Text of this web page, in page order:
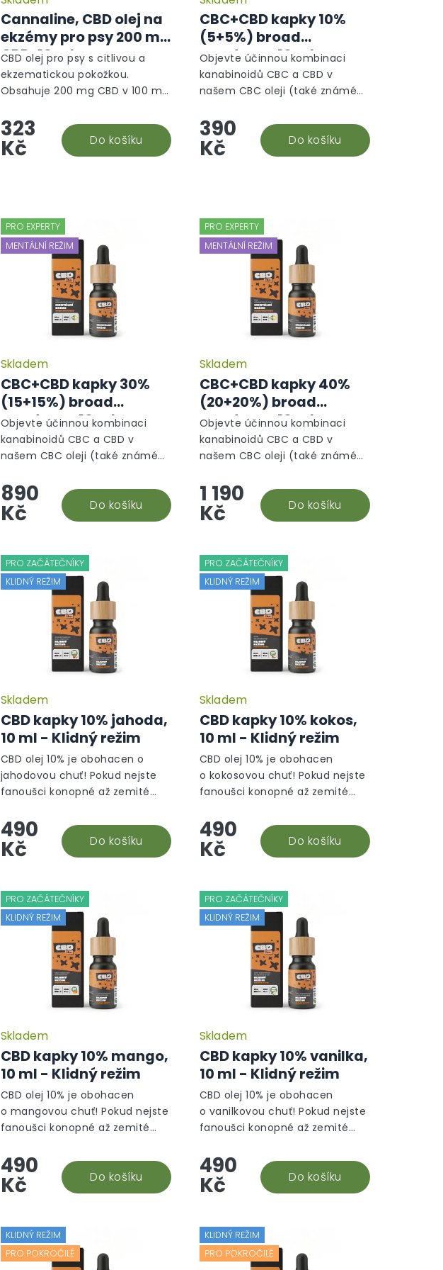
Cannaline, CBD olej na
ekzémy pro psy 200 mg
CBD, 10 ml
323
Kč Do košíku
CBD olej pro psy s citlivou a
ekzematickou pokožkou.
Obsahuje 200 mg CBD v 100 ml,
(např. měsíček lékařský, aloe
vera). Pomáhá zklidnit suchou,...
CBC+CBD kapky 10%
(5+5%) broad
spectrum, 10 ml -
Mentální režim
390
Kč Do košíku
Objevte účinnou kombinaci
kanabinoidů CBC a CBD v
našem CBC oleji (také známém
jedinečný konopný doplněk
stravy si získává stále větší
popularitu díky...
PRO EXPERTY
MENTÁLNÍ REŽIM
CBC+CBD kapky 30%
(15+15%) broad
spectrum, 10 ml -
Mentální režim
Skladem
890
Kč Do košíku
Objevte účinnou kombinaci
kanabinoidů CBC a CBD v
našem CBC oleji (také známém
jedinečný konopný doplněk
stravy si získává stále větší
popularitu díky...
PRO EXPERTY
MENTÁLNÍ REŽIM
CBC+CBD kapky 40%
(20+20%) broad
spectrum, 10 ml -
Mentální režim
Skladem
1 190
Kč Do košíku
Objevte účinnou kombinaci
kanabinoidů CBC a CBD v
našem CBC oleji (také známém
jedinečný konopný doplněk
stravy si získává stále větší
popularitu díky...
PRO ZAČÁTEČNÍKY
KLIDNÝ REŽIM
CBD kapky 10% jahoda,
10 ml - Klidný režim
Průměrné
hodnocení
produktu
hvězdiček.
Skladem
490
Kč Do košíku
CBD olej 10% je obohacen o
jahodovou chuť! Pokud nejste
fanoušci konopné až zemité
organicky ochucený doplněk
stravy vám nejen zachutná, ale
i...
PRO ZAČÁTEČNÍKY
KLIDNÝ REŽIM
CBD kapky 10% kokos,
10 ml - Klidný režim
Skladem
490
Kč Do košíku
CBD olej 10% je obohacen
o kokosovou chuť! Pokud nejste
fanoušci konopné až zemité
organicky ochucený doplněk
stravy vám nejen zachutná,...
PRO ZAČÁTEČNÍKY
KLIDNÝ REŽIM
CBD kapky 10% mango,
10 ml - Klidný režim
Skladem
490
Kč Do košíku
CBD olej 10% je obohacen
o mangovou chuť! Pokud nejste
fanoušci konopné až zemité
organicky ochucený doplněk
stravy vám nejen zachutná,
ale...
PRO ZAČÁTEČNÍKY
KLIDNÝ REŽIM
CBD kapky 10% vanilka,
10 ml - Klidný režim
Skladem
490
Kč Do košíku
CBD olej 10% je obohacen
o vanilkovou chuť! Pokud nejste
fanoušci konopné až zemité
organicky ochucený doplněk
stravy vám nejen zachutná,...
KLIDNÝ REŽIM
PRO POKROČILÉ
KLIDNÝ REŽIM
PRO POKROČILÉ